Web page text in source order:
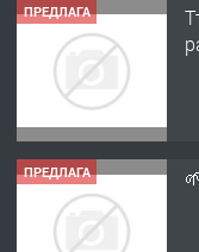
ПРЕДЛАГА
ПРЕДЛАГА